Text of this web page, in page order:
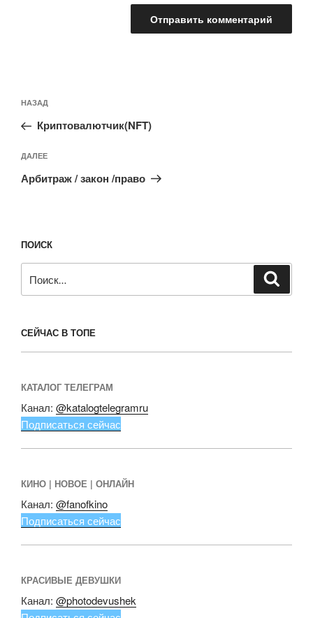
по
записям
Предыдущая
запись:
НАЗАД
Криптовалютчик(NFT)
Следующая
запись
ДАЛЕЕ
Арбитраж / закон /право
ПОИСК
СЕЙЧАС В ТОПЕ
КАТАЛОГ ТЕЛЕГРАМ
Канал: @katalogtelegramru
Подписаться сейчас
КИНО | НОВОЕ | ОНЛАЙН
Канал: @fanofkino
Подписаться сейчас
КРАСИВЫЕ ДЕВУШКИ
Канал: @photodevushek